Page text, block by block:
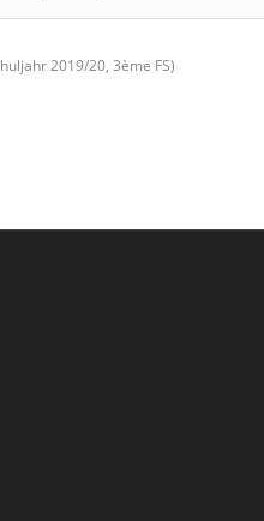
2019/20, 3ème FS)